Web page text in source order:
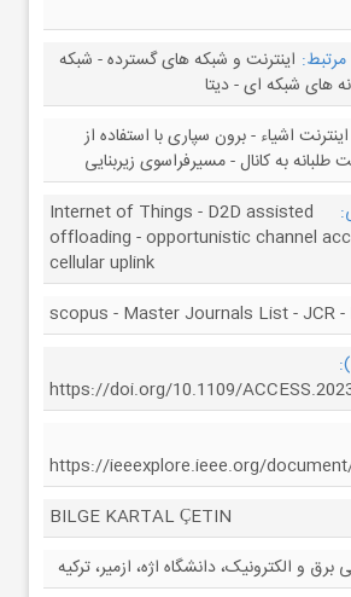
اینترنت و شبکه های گسترده - شبکه
های شبکه ای - دیتا
اینترنت اشیاء - برون سپاری با استفاده از
Internet of Things - D2D assisted
offloading - opportunistic channel
cellular uplink
scopus - Master Journals List - JCR -
https://doi.org/10.1109/
https://ieeexplore.ieee.org/
BILGE KARTAL ÇETIN
و الکترونیک، دانشگاه اژه، ازمیر، ترکیه